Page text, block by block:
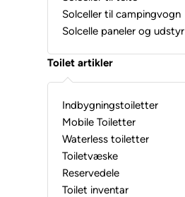
Solceller til campingvogn
Solcelle paneler og udstyr
Toilet artikler
Indbygningstoiletter
Mobile Toiletter
Waterless toiletter
Toiletvæske
Reservedele
Toilet inventar